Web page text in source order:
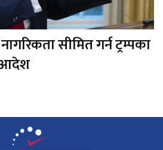
सीमित गर्न ट्रम्पका
आदेश